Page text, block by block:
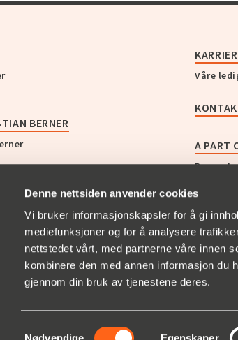
Denne nettsiden anvender cookies
Vi bruker informasjonskapsler for å gi
mediefunksjoner og for å analysere
nettstedet vårt, med partnerne våre innen
kombinere den med annen informasjon du
gjennom din bruk av tjenestene deres.
Nødvendige Egenskaper
BERNER
Våre
A PART
Berner
Christian
Zander
Empakk
AB GF